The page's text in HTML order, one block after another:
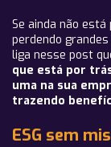
Se ainda não está
perdendo
liga nesse post
que está por
uma na sua
trazendo
ESG sem